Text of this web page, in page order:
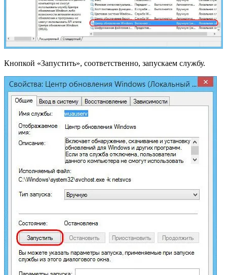
Кнопкой «Запустить», соответственно, запускаем службу.